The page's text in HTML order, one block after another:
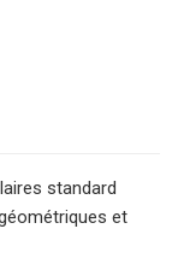
standard
et